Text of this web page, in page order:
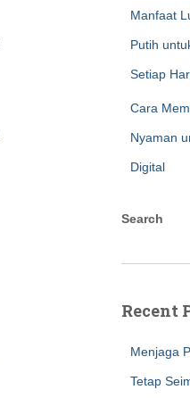
Manfaat
Putih
Setiap
Cara
Nyaman
Digital
Search
Recent
Menjaga
Tetap